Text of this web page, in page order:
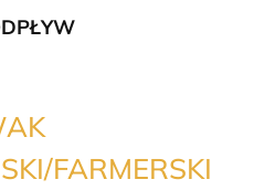
FARMERSKI